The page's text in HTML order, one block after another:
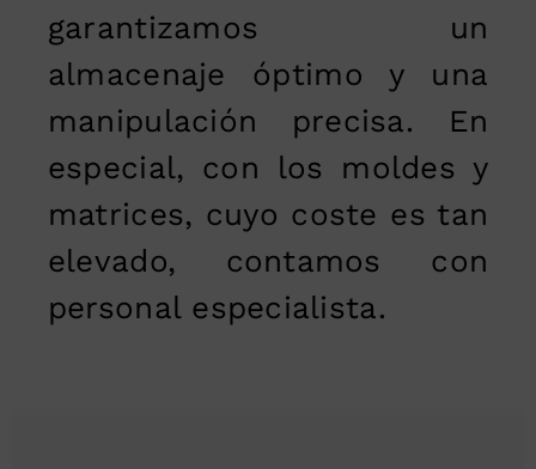
garantizamos un
almacenaje óptimo y una
manipulación precisa. En
especial, con los moldes y
matrices, cuyo coste es tan
elevado, contamos con
personal especialista.